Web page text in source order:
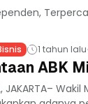
1 tahun lalu
ABK
JAKARTA–